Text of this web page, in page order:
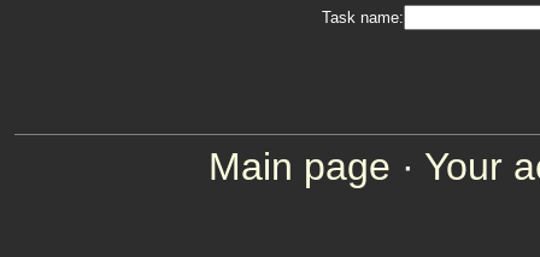
Task name:
Main page · Your